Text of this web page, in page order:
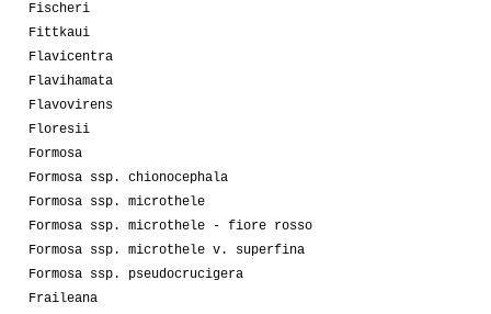
Fischeri
Fittkaui
Flavicentra
Flavihamata
Flavovirens
Floresii
Formosa
Formosa ssp. chionocephala
Formosa ssp. microthele
Formosa ssp. microthele - fiore rosso
Formosa ssp. microthele v. superfina
Formosa ssp. pseudocrucigera
Fraileana